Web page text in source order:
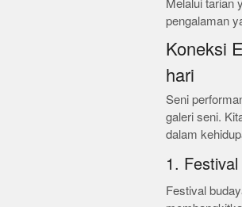
Melalui tarian
pengalaman
Koneksi
hari
Seni
galeri seni.
dalam
1.
Festival